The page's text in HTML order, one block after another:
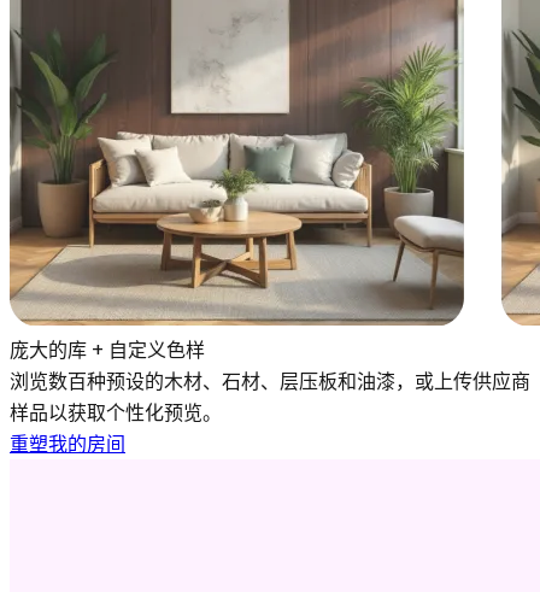
庞大的库 + 自定义色样
浏览数百种预设的木材、石材、层压板和油漆，或上传供应商
样品以获取个性化预览。
重塑我的房间